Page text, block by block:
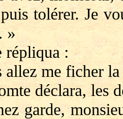
tolérer. Je
»
:
me ficher la
déclara, les
garde,